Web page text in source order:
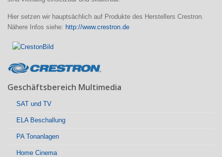
Hier setzen wir hauptsächlich auf Produkte des Herstellers Crestron.
Nähere Infos siehe: http://www.crestron.de
Geschäftsbereich Multimedia
SAT und TV
ELA Beschallung
PA Tonanlagen
Home Cinema